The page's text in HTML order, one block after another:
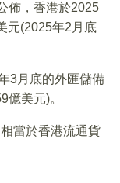
佈，香港於2025
元(2025年2月底
3月底的外匯儲備
美元)。
當於香港流通貨